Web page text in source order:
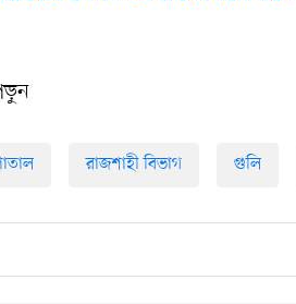
রাজশাহী বিভাগ গুলি